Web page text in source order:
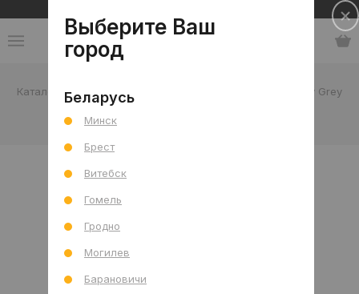
Каталог - коллекция Mistery Grey
коллекция Mistery Grey
Выберите Ваш
город
Беларусь
Минск
Брест
Витебск
Гомель
Гродно
Могилев
Барановичи